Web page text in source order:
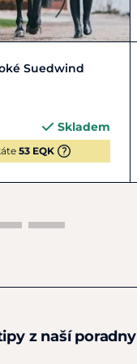
38 39 + 2
Suedwind
Skladem
53 EQK
z naší poradny